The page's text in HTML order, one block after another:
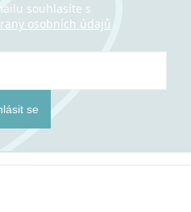
souhlasíte s
osobních údajů
se